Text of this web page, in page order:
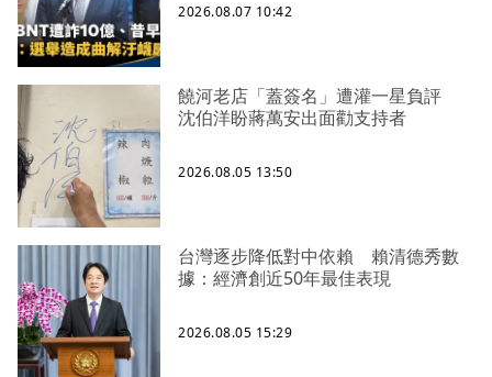
2026.08.07 10:42
饒河老店「蓋簽名」遭灌一星負評
沈伯洋盼蔣萬安出面勸支持者
2026.08.05 13:50
台灣逐步降低對中依賴 賴清德秀數
據：經濟創近50年最佳表現
2026.08.05 15:29